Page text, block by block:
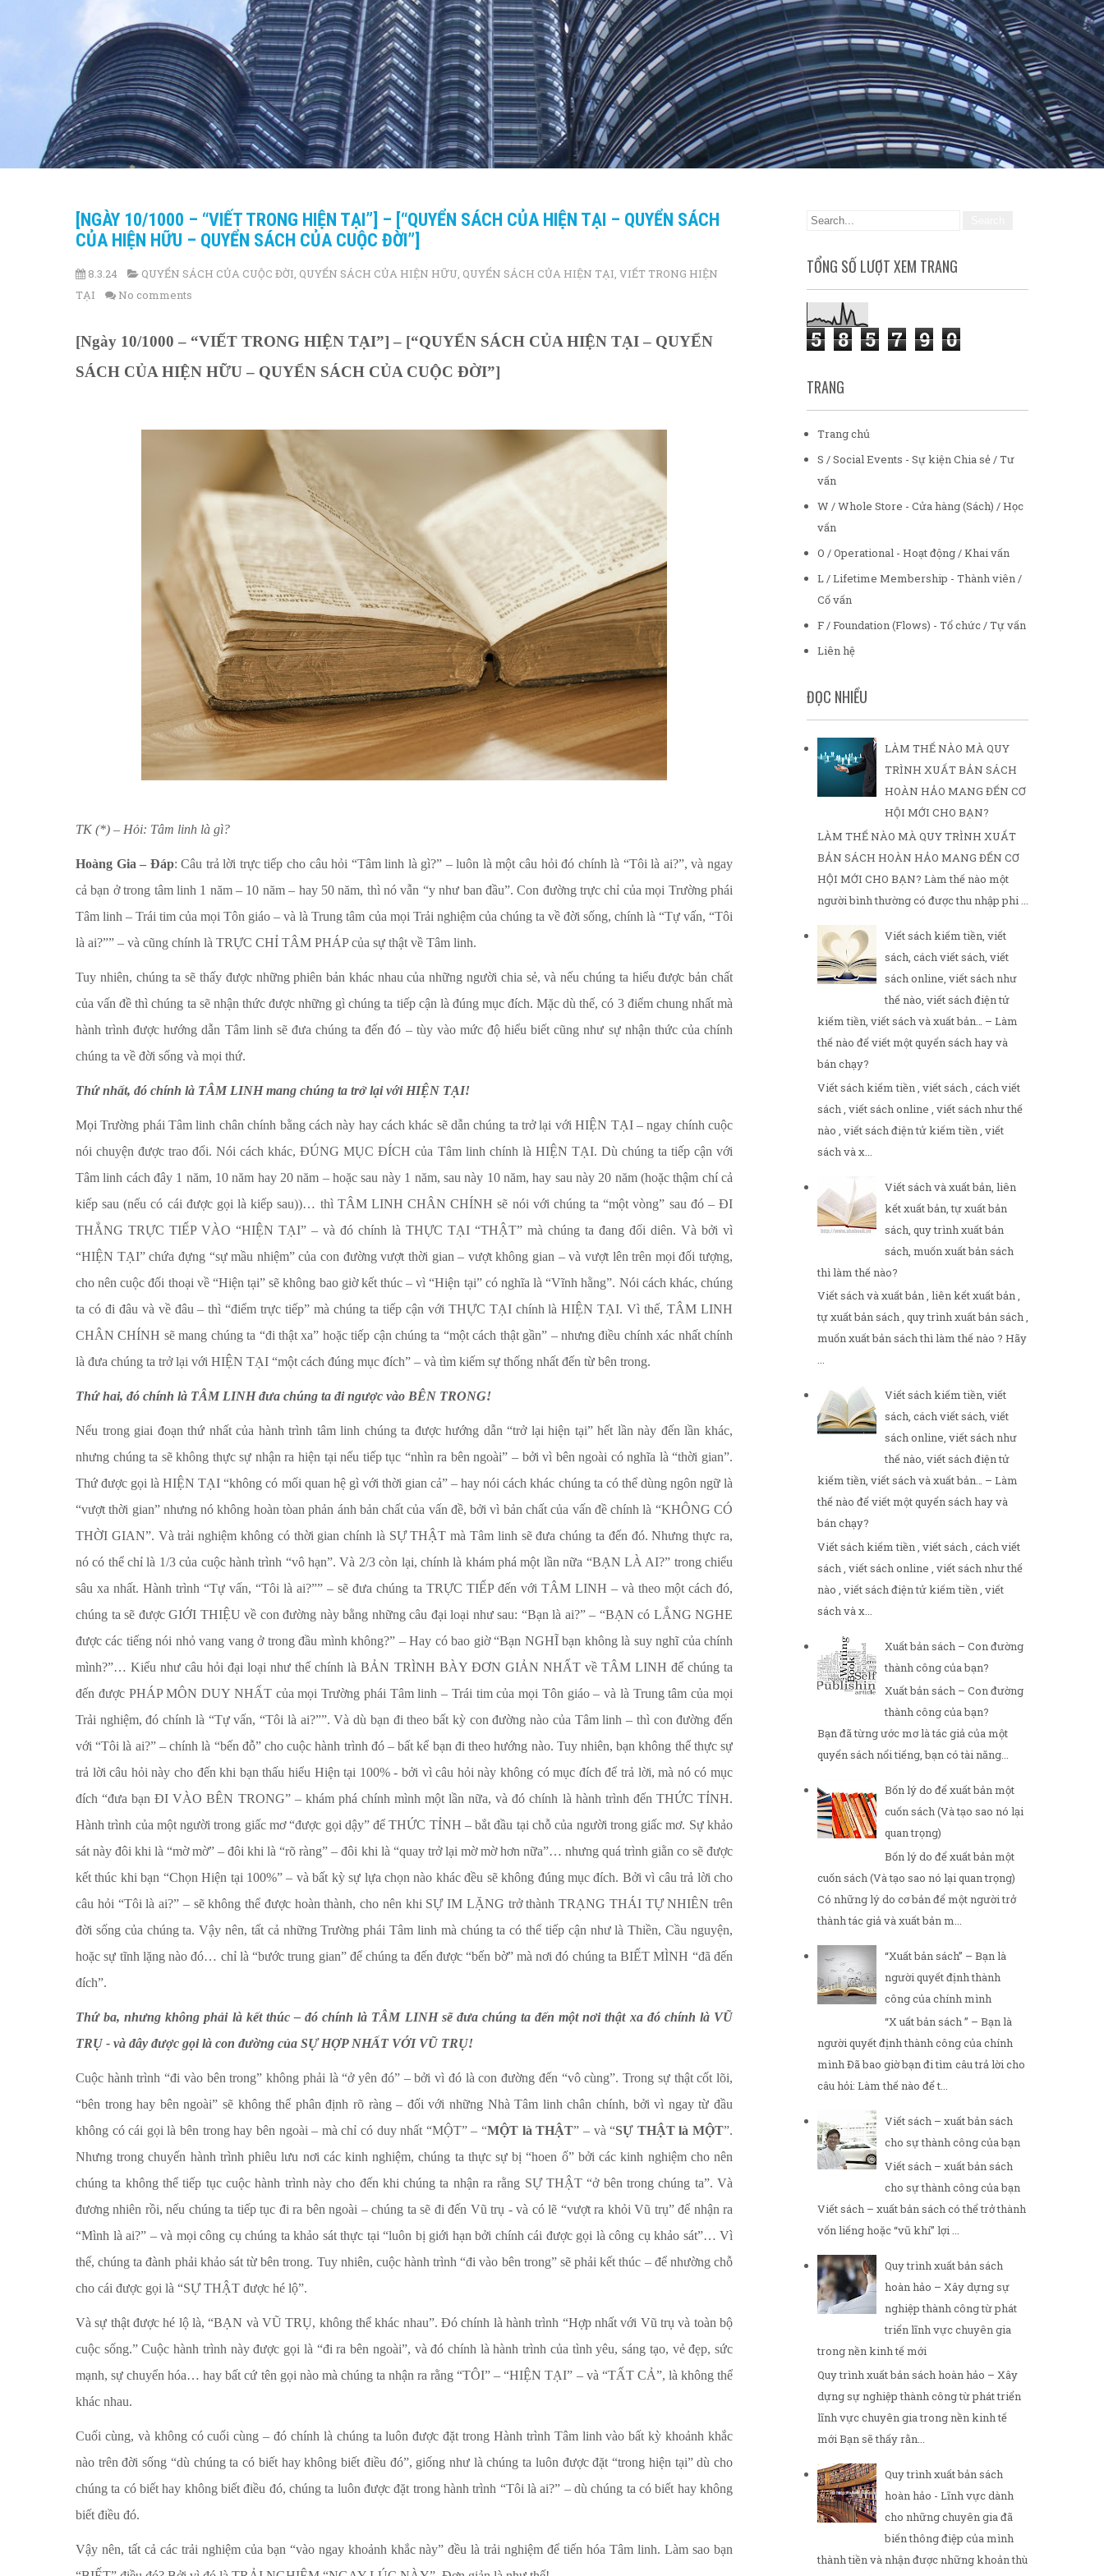
[NGÀY 10/1000 – “VIẾT TRONG HIỆN TẠI”] – [“QUYỂN SÁCH CỦA HIỆN TẠI – QUYỂN SÁCH
CỦA HIỆN HỮU – QUYỂN SÁCH CỦA CUỘC ĐỜI”]
8.3.24 QUYỂN SÁCH CỦA CUỘC ĐỜI, QUYỂN SÁCH CỦA HIỆN HỮU, QUYỂN SÁCH CỦA HIỆN TẠI, VIẾT TRONG HIỆN
TẠI
No comments
[Ngày 10/1000 – “VIẾT TRONG HIỆN TẠI”] – [“QUYỂN SÁCH CỦA HIỆN TẠI – QUYỂN
SÁCH CỦA HIỆN HỮU – QUYỂN SÁCH CỦA CUỘC ĐỜI”]
TK (*) – Hỏi: Tâm linh là gì?
Hoàng Gia – Đáp: Câu trả lời trực tiếp cho câu hỏi “Tâm linh là gì?” – luôn là một câu hỏi đó chính là “Tôi là ai?”, và ngay
cả bạn ở trong tâm linh 1 năm – 10 năm – hay 50 năm, thì nó vẫn “y như ban đầu”. Con đường trực chỉ của mọi Trường phái
Tâm linh – Trái tim của mọi Tôn giáo – và là Trung tâm của mọi Trải nghiệm của chúng ta về đời sống, chính là “Tự vấn, “Tôi
là ai?”” – và cũng chính là TRỰC CHỈ TÂM PHÁP của sự thật về Tâm linh.
Tuy nhiên, chúng ta sẽ thấy được những phiên bản khác nhau của những người chia sẻ, và nếu chúng ta hiểu được bản chất
của vấn đề thì chúng ta sẽ nhận thức được những gì chúng ta tiếp cận là đúng mục đích. Mặc dù thế, có 3 điểm chung nhất mà
hành trình được hướng dẫn Tâm linh sẽ đưa chúng ta đến đó – tùy vào mức độ hiểu biết cũng như sự nhận thức của chính
chúng ta về đời sống và mọi thứ.
Thứ nhất, đó chính là TÂM LINH mang chúng ta trở lại với HIỆN TẠI!
Mọi Trường phái Tâm linh chân chính bằng cách này hay cách khác sẽ dẫn chúng ta trở lại với HIỆN TẠI – ngay chính cuộc
nói chuyện được trao đổi. Nói cách khác, ĐÚNG MỤC ĐÍCH của Tâm linh chính là HIỆN TẠI. Dù chúng ta tiếp cận với
Tâm linh cách đây 1 năm, 10 năm hay 20 năm – hoặc sau này 1 năm, sau này 10 năm, hay sau này 20 năm (hoặc thậm chí cả
kiếp sau (nếu có cái được gọi là kiếp sau))… thì TÂM LINH CHÂN CHÍNH sẽ nói với chúng ta “một vòng” sau đó – ĐI
THẲNG TRỰC TIẾP VÀO “HIỆN TẠI” – và đó chính là THỰC TẠI “THẬT” mà chúng ta đang đối diên. Và bởi vì
“HIỆN TẠI” chứa đựng “sự mầu nhiệm” của con đường vượt thời gian – vượt không gian – và vượt lên trên mọi đối tượng,
cho nên cuộc đối thoại về “Hiện tại” sẽ không bao giờ kết thúc – vì “Hiện tại” có nghĩa là “Vĩnh hằng”. Nói cách khác, chúng
ta có đi đâu và về đâu – thì “điểm trực tiếp” mà chúng ta tiếp cận với THỰC TẠI chính là HIỆN TẠI. Vì thế, TÂM LINH
CHÂN CHÍNH sẽ mang chúng ta “đi thật xa” hoặc tiếp cận chúng ta “một cách thật gần” – nhưng điều chính xác nhất chính
là đưa chúng ta trở lại với HIỆN TẠI “một cách đúng mục đích” – và tìm kiếm sự thống nhất đến từ bên trong.
Thứ hai, đó chính là TÂM LINH đưa chúng ta đi ngược vào BÊN TRONG!
Nếu trong giai đoạn thứ nhất của hành trình tâm linh chúng ta được hướng dẫn “trở lại hiện tại” hết lần này đến lần khác,
nhưng chúng ta sẽ không thực sự nhận ra hiện tại nếu tiếp tục “nhìn ra bên ngoài” – bởi vì bên ngoài có nghĩa là “thời gian”.
Thứ được gọi là HIỆN TẠI “không có mối quan hệ gì với thời gian cả” – hay nói cách khác chúng ta có thể dùng ngôn ngữ là
“vượt thời gian” nhưng nó không hoàn tòan phản ánh bản chất của vấn đề, bởi vì bản chất của vấn đề chính là “KHÔNG CÓ
THỜI GIAN”. Và trải nghiệm không có thời gian chính là SỰ THẬT mà Tâm linh sẽ đưa chúng ta đến đó. Nhưng thực ra,
nó có thể chỉ là 1/3 của cuộc hành trình “vô hạn”. Và 2/3 còn lại, chính là khám phá một lần nữa “BẠN LÀ AI?” trong chiểu
sâu xa nhất. Hành trình “Tự vấn, “Tôi là ai?”” – sẽ đưa chúng ta TRỰC TIẾP đến với TÂM LINH – và theo một cách đó,
chúng ta sẽ được GIỚI THIỆU về con đường này bằng những câu đại loại như sau: “Bạn là ai?” – “BẠN có LẮNG NGHE
được các tiếng nói nhỏ vang vang ở trong đầu mình không?” – Hay có bao giờ “Bạn NGHĨ bạn không là suy nghĩ của chính
mình?”… Kiểu như câu hỏi đại loại như thế chính là BẢN TRÌNH BÀY ĐƠN GIẢN NHẤT về TÂM LINH để chúng ta
đến được PHÁP MÔN DUY NHẤT của mọi Trường phái Tâm linh – Trái tim của mọi Tôn giáo – và là Trung tâm của mọi
Trải nghiệm, đó chính là “Tự vấn, “Tôi là ai?””. Và dù bạn đi theo bất kỳ con đường nào của Tâm linh – thì con đường đến
với “Tôi là ai?” – chính là “bến đỗ” cho cuộc hành trình đó – bất kể bạn đi theo hướng nào. Tuy nhiên, bạn không thể thực sự
trả lời câu hỏi này cho đến khi bạn thấu hiểu Hiện tại 100% - bởi vì câu hỏi này không có mục đích để trả lời, mà nó có mục
đích “đưa bạn ĐI VÀO BÊN TRONG” – khám phá chính mình một lần nữa, và đó chính là hành trình đến THỨC TỈNH.
Hành trình của một người trong giấc mơ “được gọi dậy” để THỨC TỈNH – bắt đầu tại chỗ của người trong giấc mơ. Sự khảo
sát này đôi khi là “mờ mờ” – đôi khi là “rõ ràng” – đôi khi là “quay trở lại mờ mờ hơn nữa”… nhưng quá trình giằn co sẽ được
kết thúc khi bạn “Chọn Hiện tại 100%” – và bất kỳ sự lựa chọn nào khác đều sẽ không đúng mục đích. Bởi vì câu trả lời cho
câu hỏi “Tôi là ai?” – sẽ không thể được hoàn thành, cho nên khi SỰ IM LẶNG trở thành TRẠNG THÁI TỰ NHIÊN trên
đời sống của chúng ta. Vậy nên, tất cả những Trường phái Tâm linh mà chúng ta có thể tiếp cận như là Thiền, Cầu nguyện,
hoặc sự tĩnh lặng nào đó… chỉ là “bước trung gian” để chúng ta đến được “bến bờ” mà nơi đó chúng ta BIẾT MÌNH “đã đến
đích”.
Thứ ba, nhưng không phải là kết thúc – đó chính là TÂM LINH sẽ đưa chúng ta đến một nơi thật xa đó chính là VŨ
TRỤ - và đây được gọi là con đường của SỰ HỢP NHẤT VỚI VŨ TRỤ!
Cuộc hành trình “đi vào bên trong” không phải là “ở yên đó” – bởi vì đó là con đường đến “vô cùng”. Trong sự thật cốt lõi,
“bên trong hay bên ngoài” sẽ không thể phân định rõ ràng – đối với những Nhà Tâm linh chân chính, bởi vì ngay từ đầu
không có cái gọi là bên trong hay bên ngoài – mà chỉ có duy nhất “MỘT” – “MỘT là THẬT” – và “SỰ THẬT là MỘT”.
Nhưng trong chuyến hành trình phiêu lưu nơi các kinh nghiệm, chúng ta thực sự bị “hoen ố” bởi các kinh nghiệm cho nên
chúng ta không thể tiếp tục cuộc hành trình này cho đến khi chúng ta nhận ra rằng SỰ THẬT “ở bên trong chúng ta”. Và
đương nhiên rồi, nếu chúng ta tiếp tục đi ra bên ngoài – chúng ta sẽ đi đến Vũ trụ - và có lẽ “vượt ra khỏi Vũ trụ” để nhận ra
“Mình là ai?” – và mọi công cụ chúng ta khảo sát thực tại “luôn bị giới hạn bởi chính cái được gọi là công cụ khảo sát”… Vì
thế, chúng ta đành phải khảo sát từ bên trong. Tuy nhiên, cuộc hành trình “đi vào bên trong” sẽ phải kết thúc – để nhường chỗ
cho cái được gọi là “SỰ THẬT được hé lộ”.
Và sự thật được hé lộ là, “BẠN và VŨ TRỤ, không thể khác nhau”. Đó chính là hành trình “Hợp nhất với Vũ trụ và toàn bộ
cuộc sống.” Cuộc hành trình này được gọi là “đi ra bên ngoài”, và đó chính là hành trình của tình yêu, sáng tạo, vẻ đẹp, sức
mạnh, sự chuyển hóa… hay bất cứ tên gọi nào mà chúng ta nhận ra rằng “TÔI” – “HIỆN TẠI” – và “TẤT CẢ”, là không thể
khác nhau.
Cuối cùng, và không có cuối cùng – đó chính là chúng ta luôn được đặt trong Hành trình Tâm linh vào bất kỳ khoảnh khắc
nào trên đời sống “dù chúng ta có biết hay không biết điều đó”, giống như là chúng ta luôn được đặt “trong hiện tại” dù cho
chúng ta có biết hay không biết điều đó, chúng ta luôn được đặt trong hành trình “Tôi là ai?” – dù chúng ta có biết hay không
biết điều đó.
Vậy nên, tất cả các trải nghiệm của bạn “vào ngay khoảnh khắc này” đều là trải nghiệm để tiến hóa Tâm linh. Làm sao bạn
TỔNG SỐ LƯỢT XEM TRANG
5 8 5 7 9 0
TRANG
Trang chủ
S / Social Events - Sự kiện Chia sẻ / Tư
vấn
W / Whole Store - Cửa hàng (Sách) / Học
vấn
O / Operational - Hoạt động / Khai vấn
L / Lifetime Membership - Thành viên /
Cố vấn
F / Foundation (Flows) - Tổ chức / Tự vấn
Liên hệ
ĐỌC NHIỀU
LÀM THẾ NÀO MÀ QUY
TRÌNH XUẤT BẢN SÁCH
HOÀN HẢO MANG ĐẾN CƠ
HỘI MỚI CHO BẠN?
LÀM THẾ NÀO MÀ QUY TRÌNH XUẤT
BẢN SÁCH HOÀN HẢO MANG ĐẾN CƠ
HỘI MỚI CHO BẠN? Làm thế nào một
người bình thường có được thu nhập phi ...
Viết sách kiếm tiền, viết
sách, cách viết sách, viết
sách online, viết sách như
thế nào, viết sách điện tử
kiếm tiền, viết sách và xuất bản… – Làm
thế nào để viết một quyển sách hay và
bán chạy?
Viết sách kiếm tiền , viết sách , cách viết
sách , viết sách online , viết sách như thế
nào , viết sách điện tử kiếm tiền , viết
sách và x...
Viết sách và xuất bản, liên
kết xuất bản, tự xuất bản
sách, quy trình xuất bản
sách, muốn xuất bản sách
thì làm thế nào?
Viết sách và xuất bản , liên kết xuất bản ,
tự xuất bản sách , quy trình xuất bản sách ,
muốn xuất bản sách thì làm thế nào ? Hãy
...
Viết sách kiếm tiền, viết
sách, cách viết sách, viết
sách online, viết sách như
thế nào, viết sách điện tử
kiếm tiền, viết sách và xuất bản… – Làm
thế nào để viết một quyển sách hay và
bán chạy?
Viết sách kiếm tiền , viết sách , cách viết
sách , viết sách online , viết sách như thế
nào , viết sách điện tử kiếm tiền , viết
sách và x...
Xuất bản sách – Con đường
thành công của bạn?
Xuất bản sách – Con đường
thành công của bạn?
Bạn đã từng ước mơ là tác giả của một
quyển sách nổi tiếng, bạn có tài năng...
Bốn lý do để xuất bản một
cuốn sách (Và tạo sao nó lại
quan trọng)
Bốn lý do để xuất bản một
cuốn sách (Và tạo sao nó lại quan trọng)
Có những lý do cơ bản để một người trở
thành tác giả và xuất bản m...
“Xuất bản sách” – Bạn là
người quyết định thành
công của chính mình
“X uất bản sách ” – Bạn là
người quyết định thành công của chính
mình Đã bao giờ bạn đi tìm câu trả lời cho
câu hỏi: Làm thế nào để t...
Viết sách – xuất bản sách
cho sự thành công của bạn
Viết sách – xuất bản sách
cho sự thành công của bạn
Viết sách – xuất bản sách có thể trở thành
vốn liếng hoặc “vũ khí” lợi ...
Quy trình xuất bản sách
hoàn hảo – Xây dựng sự
nghiệp thành công từ phát
triển lĩnh vực chuyên gia
trong nền kinh tế mới
Quy trình xuất bản sách hoàn hảo – Xây
dựng sự nghiệp thành công từ phát triển
lĩnh vực chuyên gia trong nền kinh tế
mới Bạn sẽ thấy rằn...
Quy trình xuất bản sách
hoàn hảo - Lĩnh vực dành
cho những chuyên gia đã
biến thông điệp của mình
thành tiền và nhận được những khoản thù